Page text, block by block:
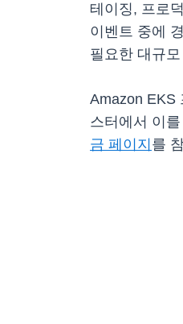
테이징, 프로
이벤트 중에
필요한 대규
Amazon EKS
스터에서 이
금 페이지 를